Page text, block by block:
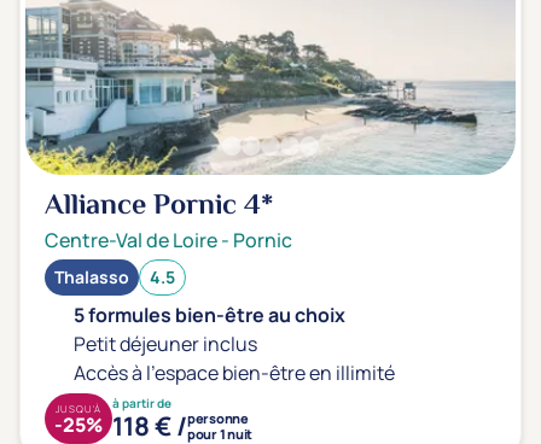
Alliance Pornic4*
Centre-Val de Loire- Pornic
Thalasso 4.5
5 formules bien-être au choix
Petit déjeuner inclus
Accès à l'espace bien-être en illimité
à partir de
118 € /personne
pour 1 nuit
JUSQU'À
-25%